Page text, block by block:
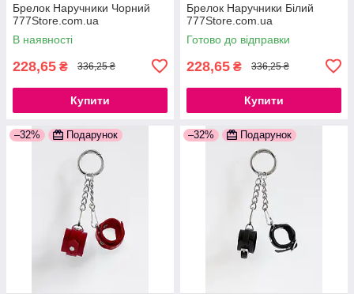
Брелок Наручники Чорний
777Store.com.ua
В наявності
228,65 ₴ 336,25 ₴
Купити
Брелок Наручники Білий
777Store.com.ua
Готово до відправки
228,65 ₴ 336,25 ₴
Купити
–32% Подарунок –32% Подарунок